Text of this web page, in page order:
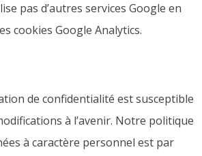
pas d’autres services Google en
cookies Google Analytics.
de confidentialité est susceptible
à l’avenir. Notre politique
à caractère personnel est par